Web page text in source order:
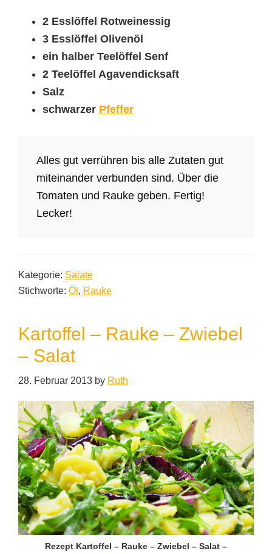
2 Esslöffel Rotweinessig
3 Esslöffel Olivenöl
ein halber Teelöffel Senf
2 Teelöffel Agavendicksaft
Salz
schwarzer Pfeffer
Alles gut verrühren bis alle Zutaten gut
miteinander verbunden sind. Über die
Tomaten und Rauke geben. Fertig!
Lecker!
Kategorie: Salate
Stichworte: Öl , Rauke
Kartoffel – Rauke – Zwiebel
– Salat
28. Februar 2013 by Ruth
Rezept Kartoffel – Rauke – Zwiebel – Salat –